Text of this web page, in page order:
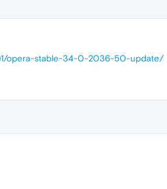
opera-stable-34-0-2036-50-update/